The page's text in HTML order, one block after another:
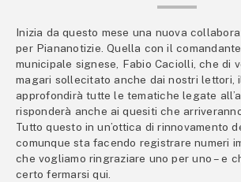
Inizia da questo mese una nuova
per Piananotizie. Quella con il
municipale signese, Fabio Caciolli, che di
magari sollecitato anche dai nostri lettori,
approfondirà tutte le tematiche legate
risponderà anche ai quesiti che
Tutto questo in un’ottica di rinnovamento
comunque sta facendo registrare numeri
che vogliamo ringraziare uno per uno – e
certo fermarsi qui.